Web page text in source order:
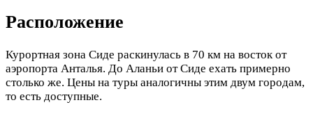
Расположение
Курортная зона Сиде раскинулась в 70 км на восток от
аэропорта Анталья. До Аланьи от Сиде ехать примерно
столько же. Цены на туры аналогичны этим двум городам,
то есть доступные.